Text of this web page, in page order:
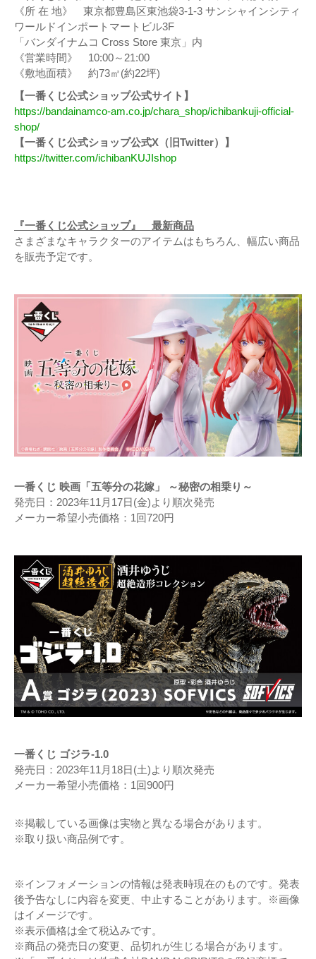
《所 在 地》 東京都豊島区東池袋3-1-3 サンシャインシティ
ワールドインポートマートビル3F
「バンダイナムコ Cross Store 東京」内
《営業時間》 10:00～21:00
《敷地面積》 約73㎡(約22坪)
【一番くじ公式ショップ公式サイト】
https://bandainamco-am.co.jp/chara_shop/ichibankuji-official-
shop/
【一番くじ公式ショップ公式X（旧Twitter）】
https://twitter.com/ichibanKUJIshop
『一番くじ公式ショップ』 最新商品
さまざまなキャラクターのアイテムはもちろん、幅広い商品
を販売予定です。
一番くじ 映画「五等分の花嫁」 ～秘密の相乗り～
発売日：2023年11月17日(金)より順次発売
メーカー希望小売価格：1回720円
一番くじ ゴジラ-1.0
発売日：2023年11月18日(土)より順次発売
メーカー希望小売価格：1回900円
※掲載している画像は実物と異なる場合があります。
※取り扱い商品例です。
※インフォメーションの情報は発表時現在のものです。発表
後予告なしに内容を変更、中止することがあります。※画像
はイメージです。
※表示価格は全て税込みです。
※商品の発売日の変更、品切れが生じる場合があります。